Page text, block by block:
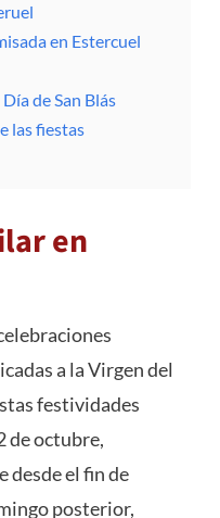
en Estercuel
de San Blás
las fiestas
en
a la Virgen del
festividades
de octubre,
desde el fin de
posterior,